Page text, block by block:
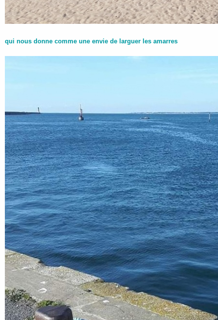
qui nous donne comme une envie de larguer les amarres